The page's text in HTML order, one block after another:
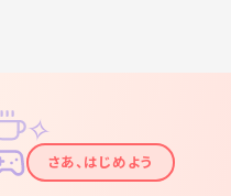
✦
✧
さあ、はじめよう